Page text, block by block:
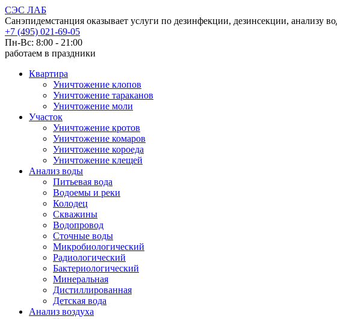
СЭС ЛАБ
Санэпидемстанция оказывает услуги по дезинфекции, дезинсекции, анализу
+7 (495) 021-69-05
Пн-Вс: 8:00 - 21:00
работаем в праздники
Квартира
Уничтожение клопов
Уничтожение тараканов
Уничтожение моли
Участок
Уничтожение кротов
Уничтожение комаров
Уничтожение короеда
Уничтожение клещей
Анализ воды
Питьевая вода
Водоемы и реки
Колодец
Скважины
Водопровод
Сточные воды
Микробиологический
Радиологический
Бактериологический
Минеральная
Дистиллированная
Детская вода
Анализ воздуха